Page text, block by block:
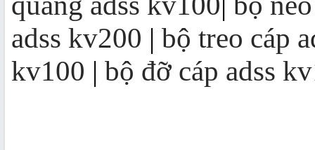
adss kv200 | bộ treo cáp
kv100 | bộ đỡ cáp adss